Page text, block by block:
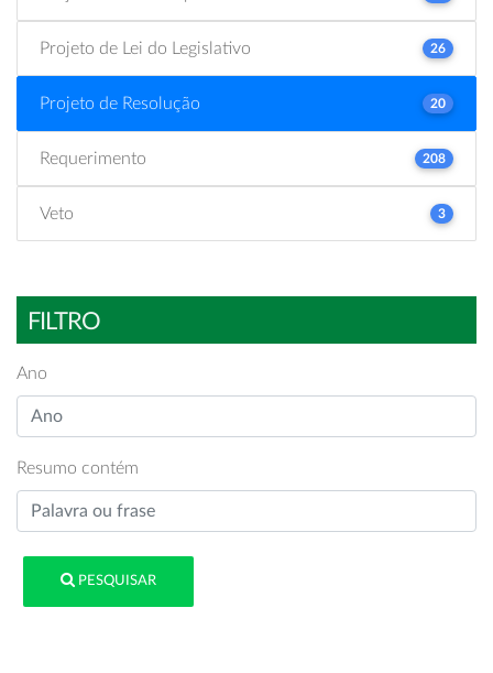
Projeto de Lei do Legislativo 26
Projeto de Resolução 20
Requerimento 208
Veto 3
FILTRO
Ano
Resumo contém
PESQUISAR